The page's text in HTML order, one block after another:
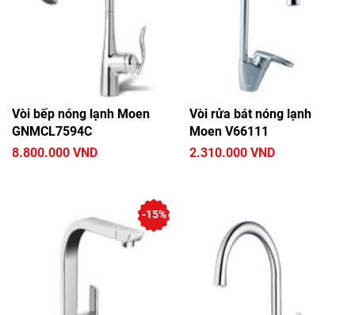
Vòi bếp nóng lạnh Moen
GNMCL7594C
8.800.000 VND
Vòi rửa bát nóng lạnh
Moen V66111
2.310.000 VND
-15%